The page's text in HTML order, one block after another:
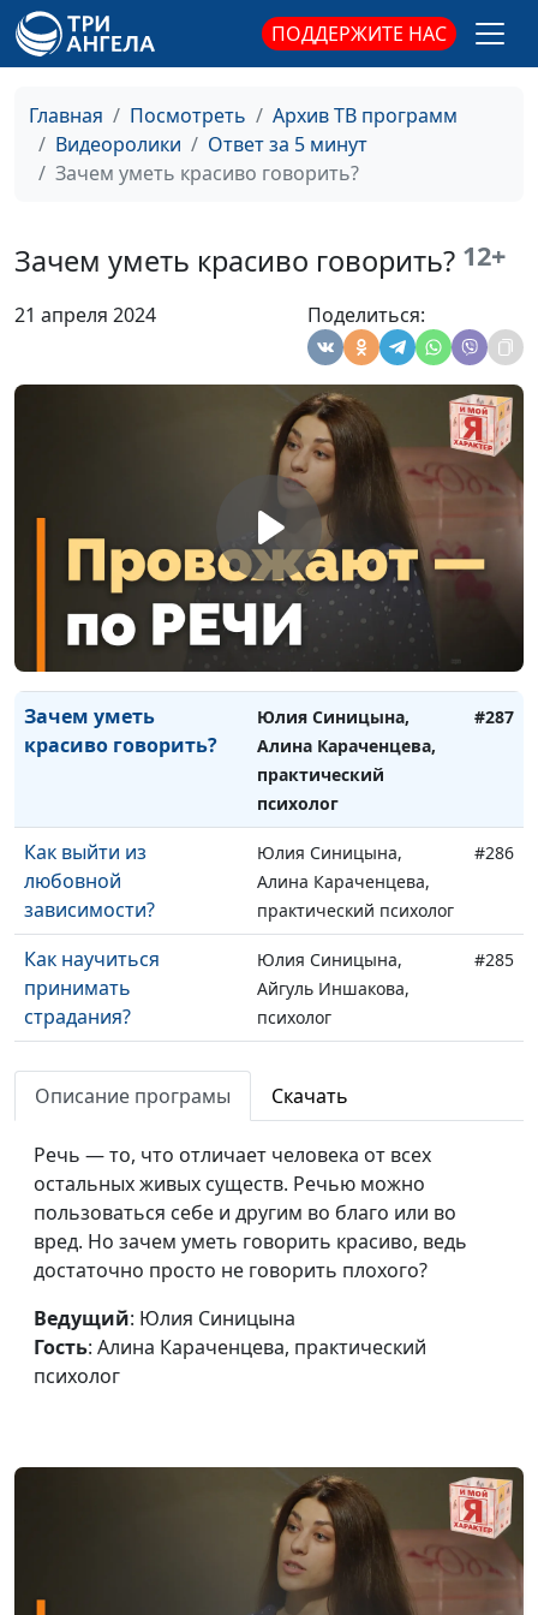
ПОДДЕРЖИТЕ НАС
Главная Посмотреть
Архив ТВ программ
Видеоролики
Ответ за 5 минут
Зачем уметь красиво говорить?
Зачем уметь красиво говорить? 12+
21 апреля 2024 Поделиться:
Правила
качественного отдыха
Юлия Синицына,
Ирина Флорьянович,
психолог
#293
5 навыков
финансовой
Юлия Синицына,
Ирина Флорьянович,
Как нестандартно
посмотреть на
жизнь?
Юлия Синицына,
практический психолог
#291
Юлия Синицына,
Алина Караченцева,
практический психолог
#290
Юлия Синицына,
Алина Караченцева,
практический психолог
#289
Как сохранить баланс
нервной системы?
Юлия Синицына,
Алина Караченцева,
практический психолог
Зачем уметь
красиво говорить?
Юлия Синицына,
Алина Караченцева,
практический
психолог
#287
Как выйти из
любовной
зависимости?
Юлия Синицына,
Алина Караченцева,
практический психолог
#286
Как научиться
принимать
страдания?
Юлия Синицына,
Айгуль Иншакова,
психолог
#285
Нужно ли близкому
человеку говорить о
Айгуль Иншакова,
психолог
Как христианину
агрессия в его
сторону?
Юлия Синицына,
Айгуль Иншакова,
психолог
Тревожный тип
привязанности
Как распознать
возникла паника?
холодным человеком?
Юлия Синицына, Иван
Соклаков, психолог
#280
Описание програмы Скачать
Речь — то, что отличает человека от всех
остальных живых существ. Речью можно
пользоваться себе и другим во благо или во
вред. Но зачем уметь говорить красиво, ведь
достаточно просто не говорить плохого?
Ведущий: Юлия Синицына
Гость: Алина Караченцева, практический
психолог